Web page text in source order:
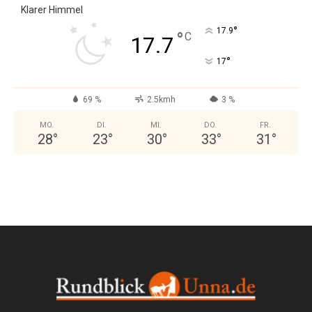
Klarer Himmel
17.7 °C 17.9°
17°
69 % 2.5kmh 3 %
MO.
28°
DI.
23°
MI.
30°
DO.
33°
FR.
31 °